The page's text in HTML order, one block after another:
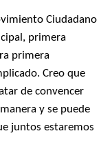
Ciudadano
primera
primera
Creo que
de convencer
y se puede
juntos estaremos